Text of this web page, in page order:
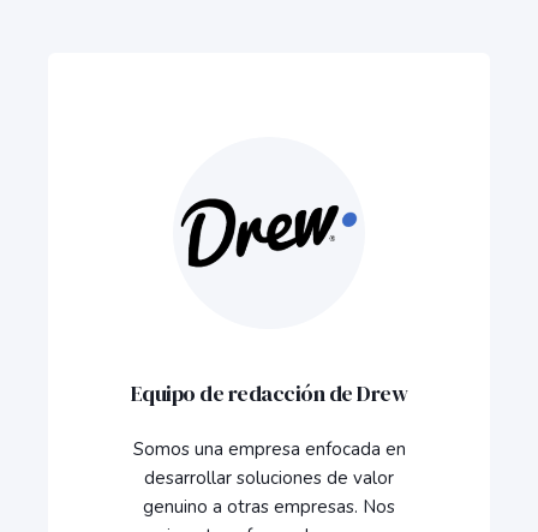
Equipo de redacción de Drew
Somos una empresa enfocada en
desarrollar soluciones de valor
genuino a otras empresas. Nos